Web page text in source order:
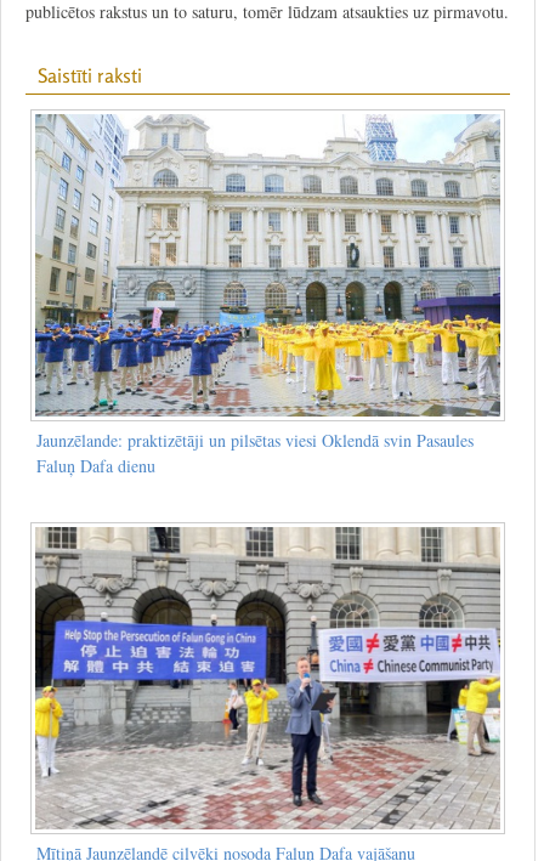
publicētos rakstus un to saturu, tomēr lūdzam atsaukties uz pirmavotu.
Saistīti raksti
Jaunzēlande: praktizētāji un pilsētas viesi Oklendā svin Pasaules
Faluņ Dafa dienu
Mītiņā Jaunzēlandē cilvēki nosoda Faluņ Dafa vajāšanu